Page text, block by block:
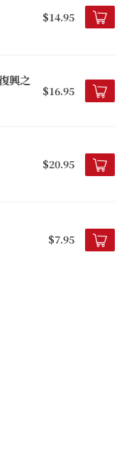
$14.95
興之
$16.95
$20.95
$7.95